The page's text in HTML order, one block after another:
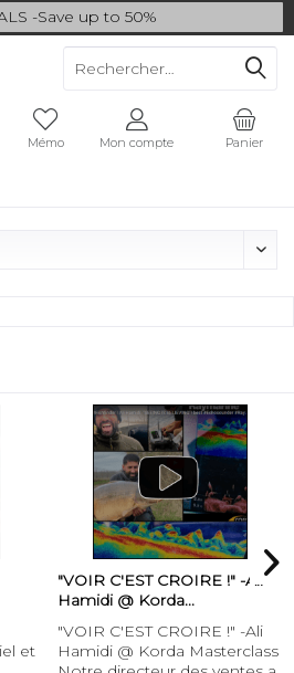
-Save up to 50%
... if gone then gone
Panier
Mémo Mon compte
et
"VOIR C'EST CROIRE !" -Ali
Hamidi @ Korda...
"VOIR C'EST CROIRE !" -Ali
Hamidi @ Korda Masterclass